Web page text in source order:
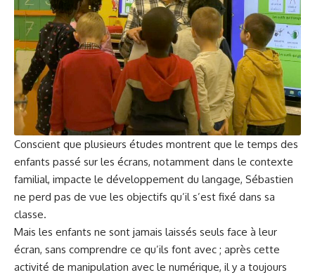
Conscient que plusieurs études montrent que le temps des
enfants passé sur les écrans, notamment dans le contexte
familial, impacte le développement du langage, Sébastien
ne perd pas de vue les objectifs qu’il s’est fixé dans sa
classe.
Mais les enfants ne sont jamais laissés seuls face à leur
écran, sans comprendre ce qu’ils font avec ; après cette
activité de manipulation avec le numérique, il y a toujours